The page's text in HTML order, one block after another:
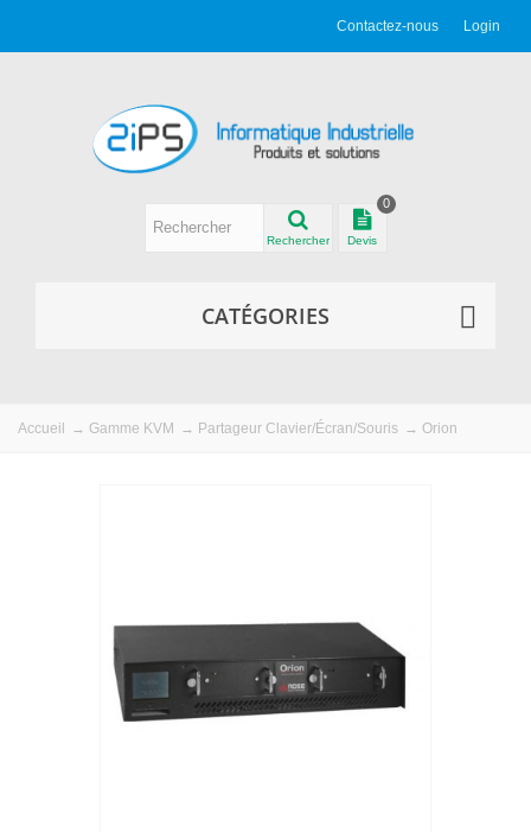
Login
Contactez-nous
Rechercher Devis
0
CATÉGORIES
Accueil → Gamme KVM → Partageur Clavier/Écran/Souris → Orion